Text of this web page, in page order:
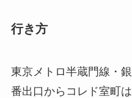
行き方
東京メトロ半蔵門線・
番出口からコレド室町